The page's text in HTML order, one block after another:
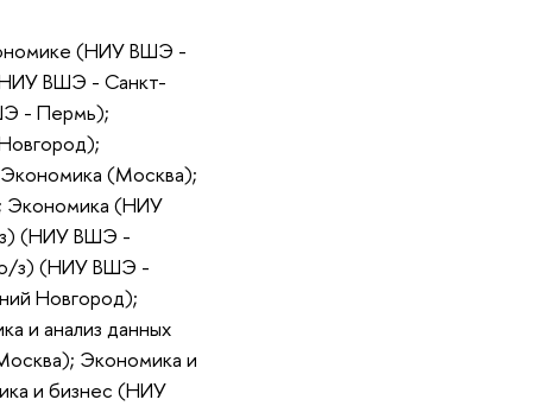
(НИУ ВШЭ -
ВШЭ - Санкт-
- Пермь);
(Москва);
(НИУ
(НИУ ВШЭ -
з) (НИУ ВШЭ -
Новгород);
и анализ данных
Экономика и
и бизнес (НИУ